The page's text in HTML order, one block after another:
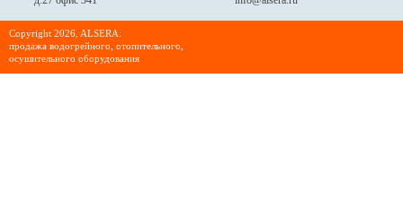
Сopyright 2026, ALSERA:
продажа водогрейного, отопительного,
осушительного оборудования